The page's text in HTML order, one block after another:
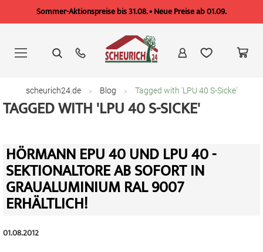
Sommer-Aktionspreise bis 31.08. • Neue Preise ab 01.09.
springen
scheurich24.de Blog Tagged with 'LPU 40 S-Sicke'
TAGGED WITH 'LPU 40 S-SICKE'
HÖRMANN EPU 40 UND LPU 40 -
SEKTIONALTORE AB SOFORT IN
GRAUALUMINIUM RAL 9007
ERHÄLTLICH!
01.08.2012